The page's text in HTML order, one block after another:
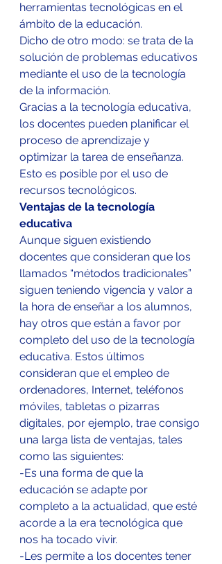
herramientas tecnológicas en el
ámbito de la educación.
Dicho de otro modo: se trata de la
solución de problemas educativos
mediante el uso de la tecnología
de la información.
Gracias a la tecnología educativa,
los docentes pueden planificar el
proceso de aprendizaje y
optimizar la tarea de enseñanza.
Esto es posible por el uso de
recursos tecnológicos.
Ventajas de la tecnología
educativa
Aunque siguen existiendo
docentes que consideran que los
llamados “métodos tradicionales”
siguen teniendo vigencia y valor a
la hora de enseñar a los alumnos,
hay otros que están a favor por
completo del uso de la tecnología
educativa. Estos últimos
consideran que el empleo de
ordenadores, Internet, teléfonos
móviles, tabletas o pizarras
digitales, por ejemplo, trae consigo
una larga lista de ventajas, tales
como las siguientes:
-Es una forma de que la
educación se adapte por
completo a la actualidad, que esté
acorde a la era tecnológica que
nos ha tocado vivir.
-Les permite a los docentes tener